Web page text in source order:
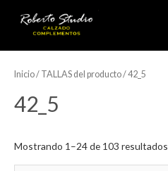
Inicio/ TALLAS del producto / 42_5
42_5
Mostrando 1–24 de 103 resultados